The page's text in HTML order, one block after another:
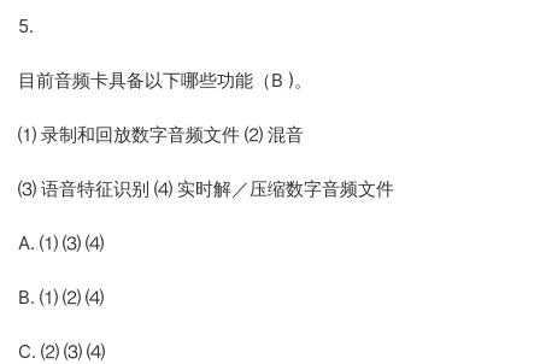
5.
目前音频卡具备以下哪些功能（B )。
⑴ 录制和回放数字音频文件 ⑵ 混音
⑶ 语音特征识别 ⑷ 实时解／压缩数字音频文件
A. ⑴ ⑶ ⑷
B. ⑴ ⑵ ⑷
C. ⑵ ⑶ ⑷